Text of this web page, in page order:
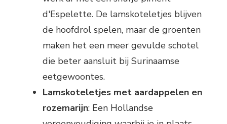
d'Espelette. De lamskoteletjes blijven
de hoofdrol spelen, maar de groenten
maken het een meer gevulde schotel
die beter aansluit bij Surinaamse
eetgewoontes.
Lamskoteletjes met aardappelen en
rozemarijn: Een Hollandse